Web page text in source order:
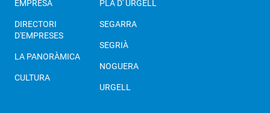
EMPRESA
DIRECTORI
D'EMPRESES
LA PANORÀMICA
CULTURA
PLA D' URGELL
SEGARRA
SEGRIÀ
NOGUERA
URGELL